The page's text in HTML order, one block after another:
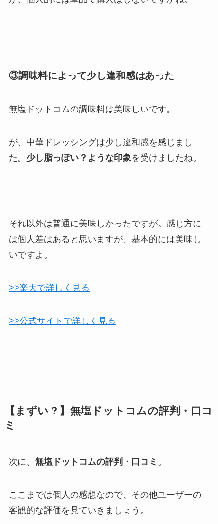
③調味料によって少し違和感はあった
無塩ドットコムの調味料は美味しいです。
が、中華ドレッシングは少し違和感を感じまし
た。 少し脂っぽい？ような印象 を受けましたね。
それ以外は普通に美味しかったですが。感じ方に
は個人差はあると思いますが、基本的には美味し
いですよ。
>>楽天で詳しく見る
>>公式サイトで詳しく見る
【まずい？】無塩ドットコムの評判・口コ
ミ
次に、 無塩ドットコムの評判・口コミ 。
ここまでは個人の感想なので、その他ユーザーの
客観的な評価を見ていきましょう。